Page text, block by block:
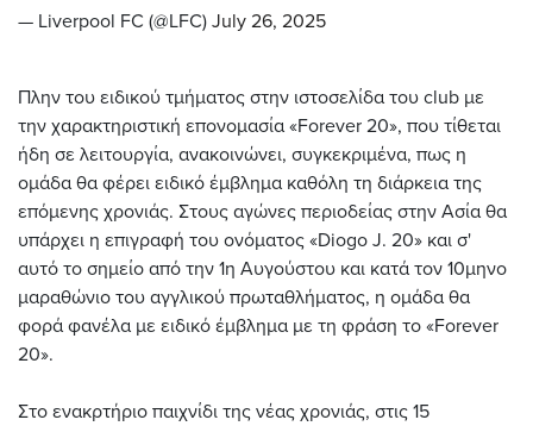
— Liverpool FC (@LFC) July 26, 2025
Πλην του ειδικού τμήματος στην ιστοσελίδα του club με
την χαρακτηριστική επονομασία «Forever 20», που τίθεται
ήδη σε λειτουργία, ανακοινώνει, συγκεκριμένα, πως η
ομάδα θα φέρει ειδικό έμβλημα καθόλη τη διάρκεια της
επόμενης χρονιάς. Στους αγώνες περιοδείας στην Ασία θα
υπάρχει η επιγραφή του ονόματος «Diogo J. 20» και σ'
αυτό το σημείο από την 1η Αυγούστου και κατά τον 10μηνο
μαραθώνιο του αγγλικού πρωταθλήματος, η ομάδα θα
φορά φανέλα με ειδικό έμβλημα με τη φράση το «Forever
20».
Στο ενακρτήριο παιχνίδι της νέας χρονιάς, στις 15